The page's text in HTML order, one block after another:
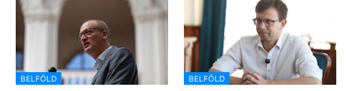
BELFÖLD BELFÖLD